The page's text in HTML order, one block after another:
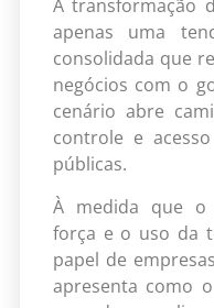
A transformação
apenas uma
consolidada que
negócios com o
cenário abre
controle e
públicas.
À medida que o
força e o uso da
papel de
apresenta como